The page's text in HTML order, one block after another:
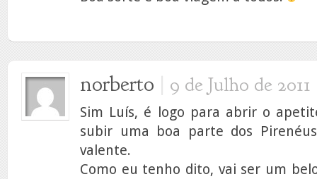
norberto | 9 de Julho de 2011
Sim Luís, é logo para abrir o
subir uma boa parte dos
valente.
Como eu tenho dito, vai ser um